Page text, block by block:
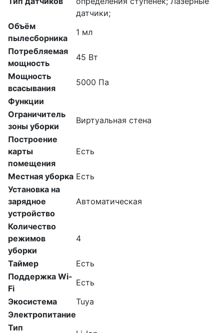
датчики;
Объём
пылесборника
1 мл
Потребляемая
мощность
45 Вт
Мощность
всасывания
5000 Па
Функции
Ограничитель
зоны уборки
Виртуальная стена
Построение
карты
помещения
Есть
Местная уборка Есть
Установка на
зарядное
устройство
Автоматическая
Количество
режимов
уборки
4
Таймер
Есть
Поддержка Wi-
Fi
Есть
Экосистема
Tuya
Электропитание
Тип